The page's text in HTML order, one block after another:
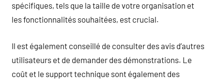
spécifiques, tels que la taille de votre organisation et
les fonctionnalités souhaitées, est crucial.
Il est également conseillé de consulter des avis d’autres
utilisateurs et de demander des démonstrations. Le
coût et le support technique sont également des